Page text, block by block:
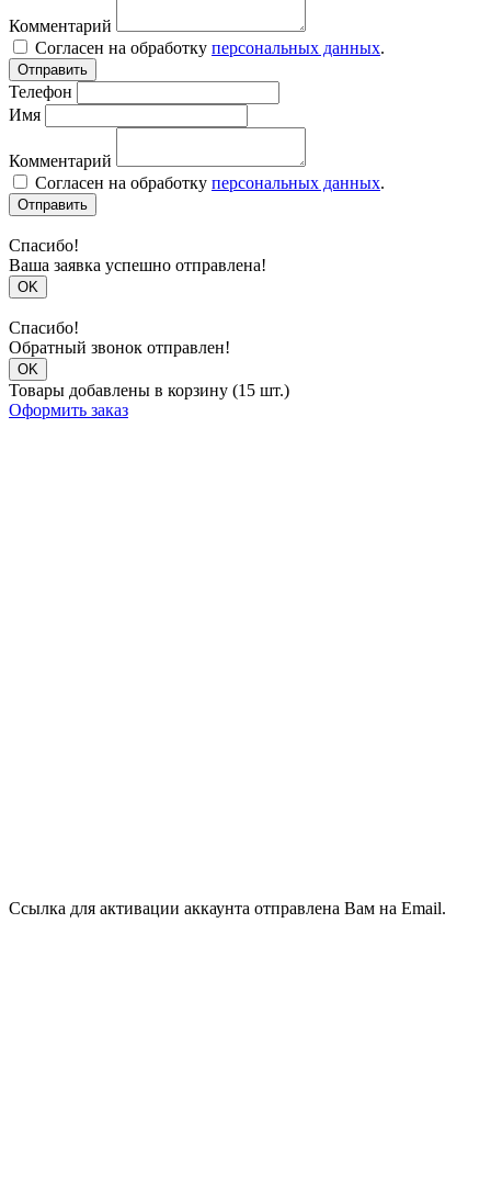
Комментарий
Согласен на обработку персональных данных.
Отправить
Телефон
Имя
Комментарий
Согласен на обработку персональных данных.
Отправить
Спасибо!
Ваша заявка успешно отправлена!
OK
Спасибо!
Обратный звонок отправлен!
OK
Товары добавлены в корзину (15 шт.)
Оформить заказ
Ссылка для активации аккаунта отправлена Вам на Email.